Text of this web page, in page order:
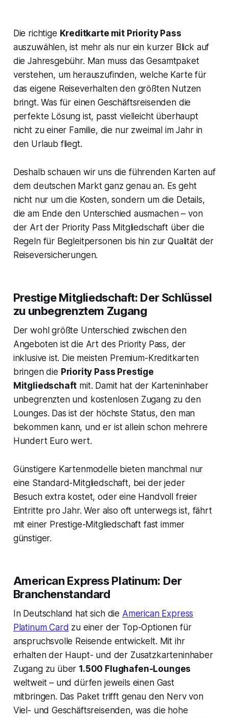
Die richtige Kreditkarte mit Priority Pass
auszuwählen, ist mehr als nur ein kurzer Blick auf
die Jahresgebühr. Man muss das Gesamtpaket
verstehen, um herauszufinden, welche Karte für
das eigene Reiseverhalten den größten Nutzen
bringt. Was für einen Geschäftsreisenden die
perfekte Lösung ist, passt vielleicht überhaupt
nicht zu einer Familie, die nur zweimal im Jahr in
den Urlaub fliegt.
Deshalb schauen wir uns die führenden Karten auf
dem deutschen Markt ganz genau an. Es geht
nicht nur um die Kosten, sondern um die Details,
die am Ende den Unterschied ausmachen – von
der Art der Priority Pass Mitgliedschaft über die
Regeln für Begleitpersonen bis hin zur Qualität der
Reiseversicherungen.
Prestige Mitgliedschaft: Der Schlüssel
zu unbegrenztem Zugang
Der wohl größte Unterschied zwischen den
Angeboten ist die Art des Priority Pass, der
inklusive ist. Die meisten Premium-Kreditkarten
bringen die Priority Pass Prestige
Mitgliedschaft mit. Damit hat der Karteninhaber
unbegrenzten und kostenlosen Zugang zu den
Lounges. Das ist der höchste Status, den man
bekommen kann, und er ist allein schon mehrere
Hundert Euro wert.
Günstigere Kartenmodelle bieten manchmal nur
eine Standard-Mitgliedschaft, bei der jeder
Besuch extra kostet, oder eine Handvoll freier
Eintritte pro Jahr. Wer also oft unterwegs ist, fährt
mit einer Prestige-Mitgliedschaft fast immer
günstiger.
American Express Platinum: Der
Branchenstandard
In Deutschland hat sich die American Express
Platinum Card zu einer der Top-Optionen für
anspruchsvolle Reisende entwickelt. Mit ihr
erhalten der Haupt- und der Zusatzkarteninhaber
Zugang zu über 1.500 Flughafen-Lounges
weltweit – und dürfen jeweils einen Gast
mitbringen. Das Paket trifft genau den Nerv von
Viel- und Geschäftsreisenden, was die hohe